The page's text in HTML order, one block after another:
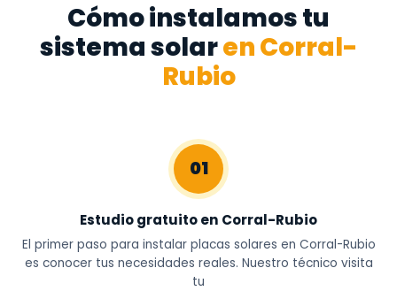
Cómo instalamos tu
sistema solaren Corral-
Rubio
01
Estudio gratuito en Corral-Rubio
El primer paso para instalar placas solares en Corral-Rubio
es conocer tus necesidades reales. Nuestro técnico visita
tu